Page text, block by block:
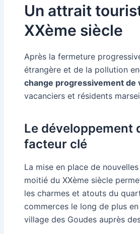
Un attrait
XXème siècle
Après la fermeture
étrangère et de la pollution
change progressivement de
vacanciers et résidents
Le développement
facteur clé
La mise en place de
moitié du XXème siècle
les charmes et atouts du
commerces le long de plus
village des Goudes auprès